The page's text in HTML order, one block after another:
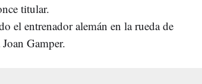
titular.
el entrenador alemán en la rueda de
Gamper.